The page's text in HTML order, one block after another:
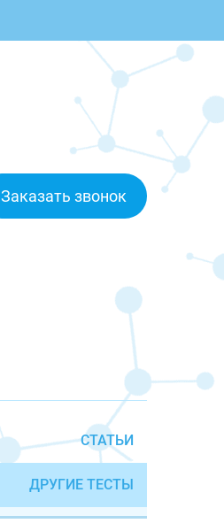
Заказать звонок
СТАТЬИ
ДРУГИЕ ТЕСТЫ